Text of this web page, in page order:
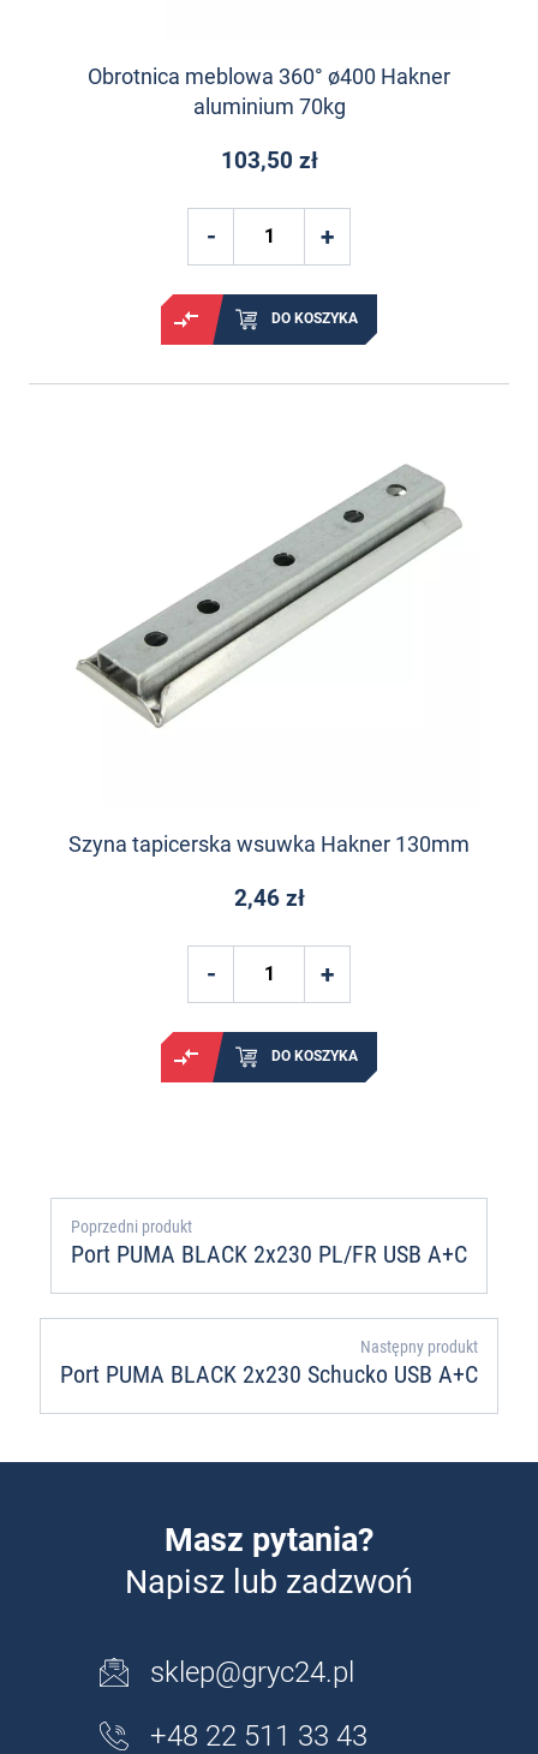
Obrotnica meblowa 360° ø400 Hakner
aluminium 70kg
103,50 zł
DO KOSZYKA
Szyna tapicerska wsuwka Hakner 130mm
2,46 zł
DO KOSZYKA
Poprzedni produkt
Port PUMA BLACK 2x230 PL/FR USB A+C
Następny produkt
Port PUMA BLACK 2x230 Schucko USB A+C
Masz pytania?
Napisz lub zadzwoń
sklep@gryc24.pl
+48 22 511 33 43